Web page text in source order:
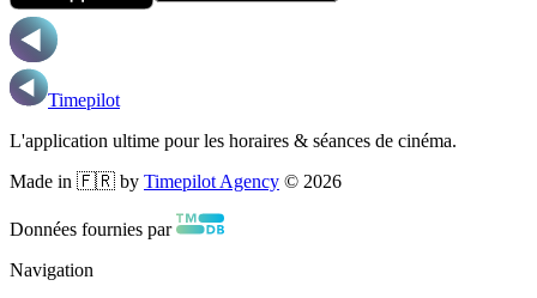
Timepilot
L'application ultime pour les horaires & séances de cinéma.
Made in 🇫🇷 by Timepilot Agency © 2026
Données fournies par
Navigation